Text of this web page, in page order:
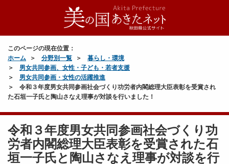
このページの現在位置：
ホーム
分野別一覧
暮らし・環境
男女共同参画、女性・子ども・若者支援
男女共同参画・女性の活躍推進
令和３年度男女共同参画社会づくり功労者内閣総理大臣表彰を受賞され
た石垣一子氏と陶山さなえ理事が対談を行いました！
令和３年度男女共同参画社会づくり功
労者内閣総理大臣表彰を受賞された石
垣一子氏と陶山さなえ理事が対談を行